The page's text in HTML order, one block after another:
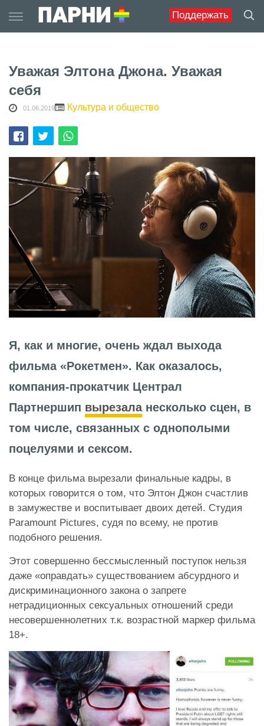
Поддержать
to
content
Уважая Элтона Джона. Уважая
себя
01.06.2019 Культура и общество
Я, как и многие, очень ждал выхода
фильма «Рокетмен». Как оказалось,
компания-прокатчик Централ
Партнершип вырезаланесколько сцен, в
том числе, связанных с однополыми
поцелуями и сексом.
В конце фильма вырезали финальные кадры, в
которых говорится о том, что Элтон Джон счастлив
в замужестве и воспитывает двоих детей. Студия
Paramount Pictures, судя по всему, не против
подобного решения.
Этот совершенно бессмысленный поступок нельзя
даже «оправдать» существованием абсурдного и
дискриминационного закона о запрете
нетрадиционных сексуальных отношений среди
несовершеннолетних т.к. возрастной маркер фильма
18+.